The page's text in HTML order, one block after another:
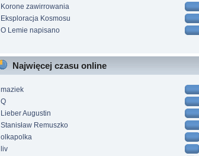
Korone zawirrowania
Eksploracja Kosmosu
O Lemie napisano
Najwięcej czasu online
maziek
Q
Lieber Augustin
Stanisław Remuszko
olkapolka
liv